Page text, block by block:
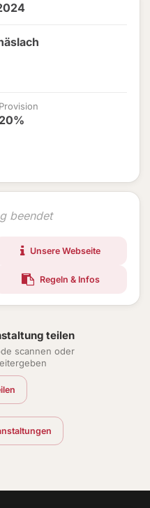
Provision
20%
beendet
Unsere Webseite
Regeln & Infos
teilen
scannen oder